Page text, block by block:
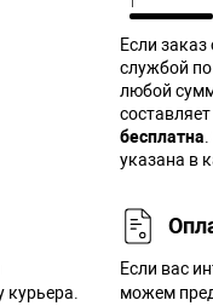
Если
службой
любой
бесплатна
указана в
Если вас
можем